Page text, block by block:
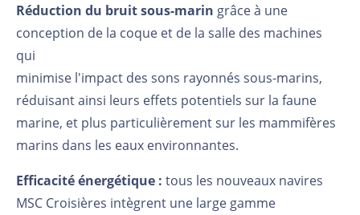
Réduction du bruit sous-marin grâce à une
conception de la coque et de la salle des machines
qui
minimise l'impact des sons rayonnés sous-marins,
réduisant ainsi leurs effets potentiels sur la faune
marine, et plus particulièrement sur les mammifères
marins dans les eaux environnantes.
Efficacité énergétique : tous les nouveaux navires
MSC Croisières intègrent une large gamme